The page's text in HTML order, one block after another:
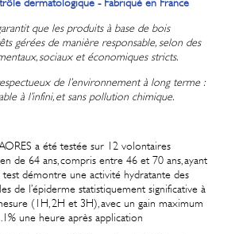
arantit que les produits à base de bois
gérées de manière responsable, selon des
sociaux et économiques stricts.
de l’environnement à long terme :
à l’infini, et sans pollution chimique.
a été testée sur 12 volontaires
de 64 ans, compris entre 46 et 70 ans , ayant
test démontre une activité hydratante des
de l’épiderme statistiquement significative à
(1H, 2H et 3H), avec un gain maximum
une heure après application